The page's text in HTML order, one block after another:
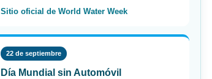
Sitio oficial de World Water Week
22 de septiembre
Día Mundial sin Automóvil